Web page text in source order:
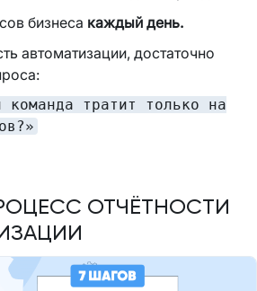
бизнеса каждый день.
автоматизации, достаточно
команда тратит только на
ОТЧЁТНОСТИ